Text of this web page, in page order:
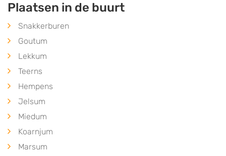
Plaatsen in de buurt
Snakkerburen
Goutum
Lekkum
Teerns
Hempens
Jelsum
Miedum
Koarnjum
Marsum